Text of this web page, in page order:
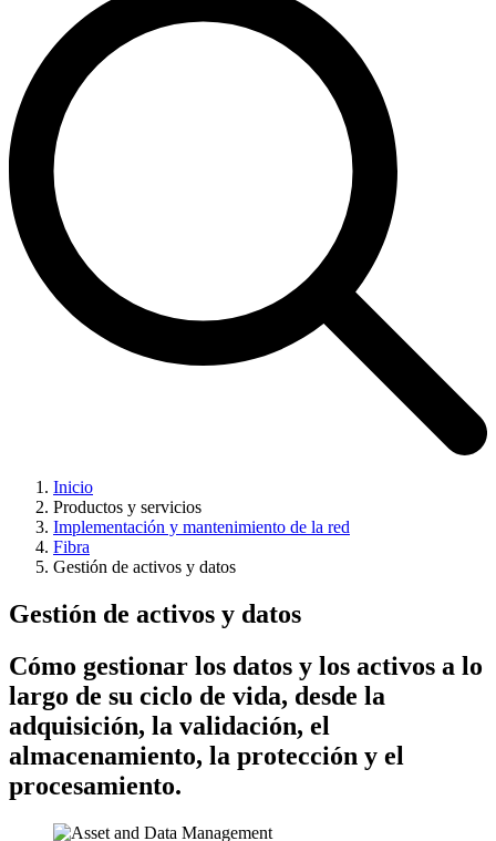
Inicio
Productos y servicios
Implementación y mantenimiento de la red
Fibra
Gestión de activos y datos
Gestión de activos y datos
Cómo gestionar los datos y los activos a lo
largo de su ciclo de vida, desde la
adquisición, la validación, el
almacenamiento, la protección y el
procesamiento.